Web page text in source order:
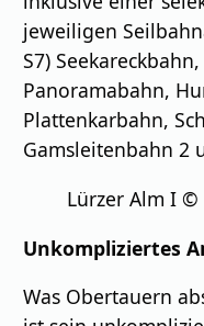
jeweiligen
S7) Seekareckbahn,
Panoramabahn,
Plattenkarbahn,
Gamsleitenbahn 2
Lürzer Alm I ©
Unkompliziertes
Was Obertauern